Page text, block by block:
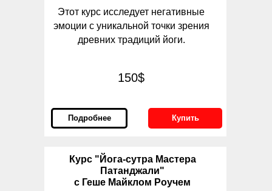
Этот курс исследует негативные
эмоции с уникальной точки зрения
древних традиций йоги.
150$
Подробнее Купить
Курс "Йога-сутра Мастера
Патанджали"
с Геше Майклом Роучем